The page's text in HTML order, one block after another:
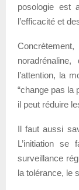
posologie est
l’efficacité et
l’attention, la
“change pas la
il peut réduire
Il faut aussi
L’initiation
surveillance
la tolérance, le